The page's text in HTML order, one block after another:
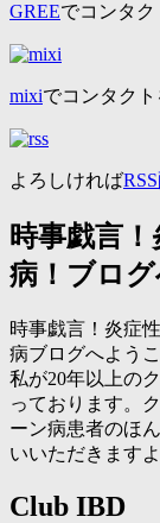
GREEでコンタ
mixiでコンタク
よろしければ
時事戯言
病！ブログ
時事戯言！炎症
病ブログへよう
私が20年以上の
っております。
ーン病患者のほ
いいただきます
Club IBD